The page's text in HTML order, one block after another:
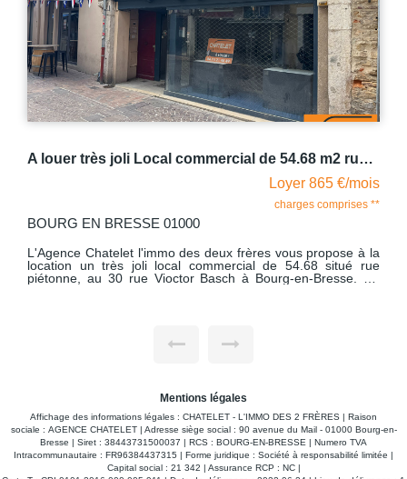
A louer très joli Local commercial de 54.68 m2 rue Piétonne avec du caractère sur Bourg En Bresse
Loyer 865 €/mois
charges comprises **
BOURG EN BRESSE 01000
L'Agence Chatelet l'immo des deux frères vous propose à la
location un très joli local commercial de 54.68 situé rue
piétonne, au 30 rue Vioctor Basch à Bourg-en-Bresse. Ce
Une visite virtuelle est disponible :
Mentions légales
Affichage des informations légales : CHATELET - L'IMMO DES 2 FRÈRES | Raison
sociale : AGENCE CHATELET | Adresse siège social : 90 avenue du Mail - 01000 Bourg-en-
Bresse | Siret : 38443731500037 | RCS : BOURG-EN-BRESSE | Numero TVA
Intracommunautaire : FR96384437315 | Forme juridique : Société à responsabilité limitée |
Capital social : 21 342 | Assurance RCP : NC |